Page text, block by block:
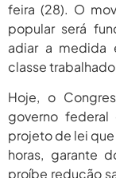
feira (28). O
popular será
adiar a medida
classe
Hoje, o
governo
projeto de lei
horas, garante
proíbe redução